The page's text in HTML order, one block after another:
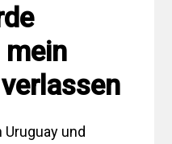
mein
und